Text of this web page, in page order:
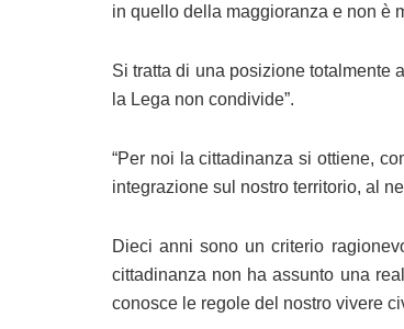
in quello della maggioranza e non è
Si tratta di una posizione totalmente
la Lega non condivide”.
“Per noi la cittadinanza si ottiene,
integrazione sul nostro territorio, al
Dieci anni sono un criterio
cittadinanza non ha assunto una
conosce le regole del nostro vivere